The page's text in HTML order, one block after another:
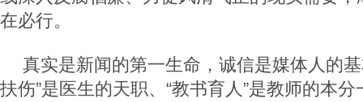
在必行。
真实是新闻的第一生命，诚信是媒体人的
扶伤”是医生的天职、“教书育人”是教师的本